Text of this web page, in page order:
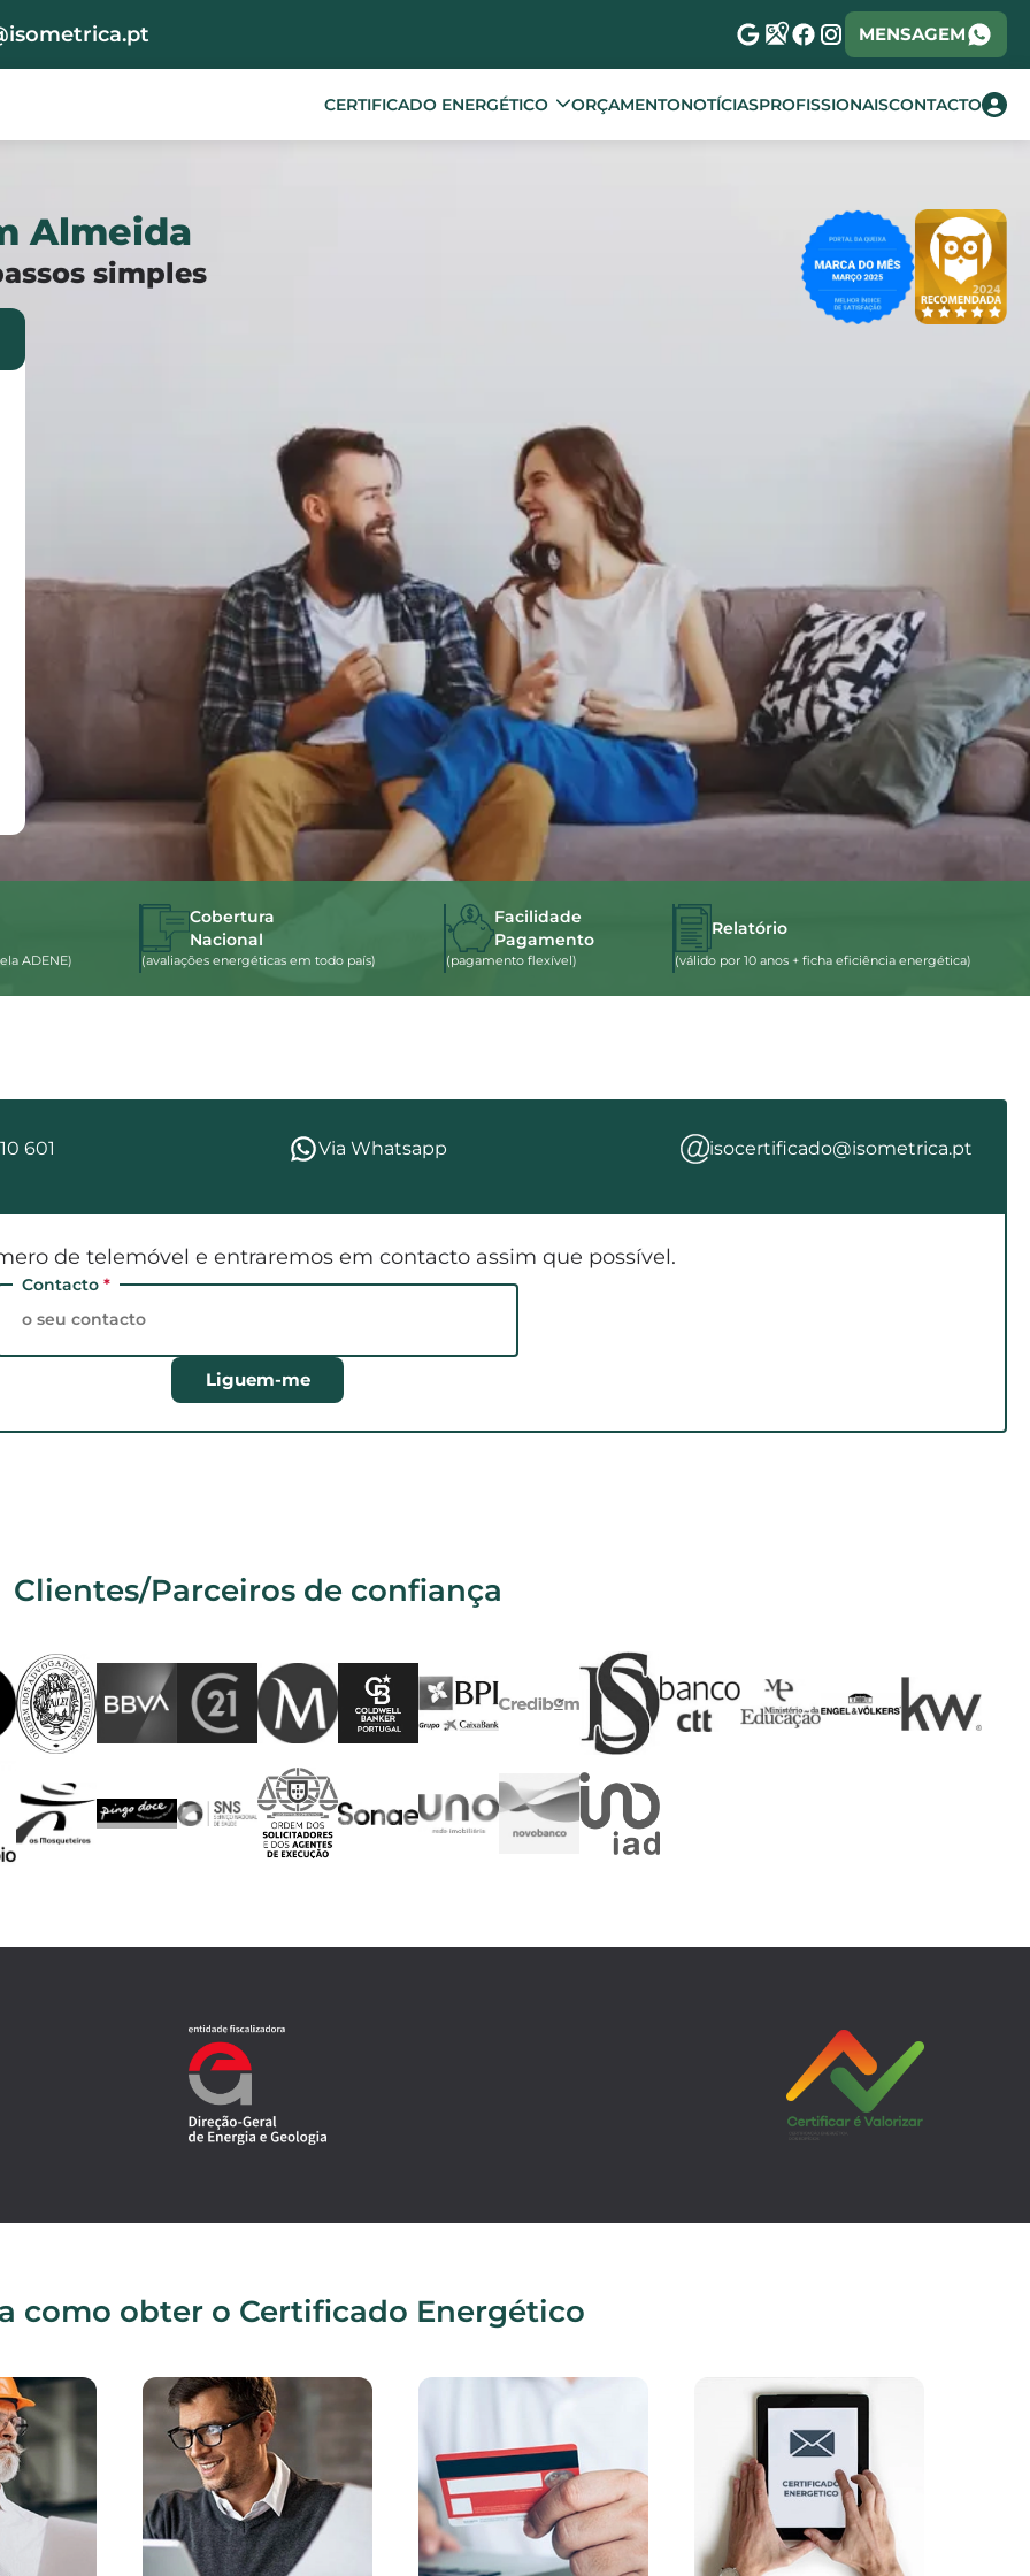
MENSAGEM
CERTIFICADO ENERGÉTICO ORÇAMENTONOTÍCIASPROFISSIONAISCONTACTO
Almeida
simples
ADENE)
Cobertura
Nacional
(avaliações energéticas em todo país)
Facilidade
Pagamento
(pagamento flexível)
Relatório
(válido por 10 anos + ficha eficiência energética)
601 Via Whatsapp isocertificado@isometrica.pt
de telemóvel e entraremos em contacto assim que possível.
Contacto *
Liguem-me
Clientes/Parceiros de confiança
como obter o Certificado Energético